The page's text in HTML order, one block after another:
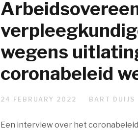
wegens
coronabeleid
24 FEBRUARY 2022 BART DUIJS
Een interview over het